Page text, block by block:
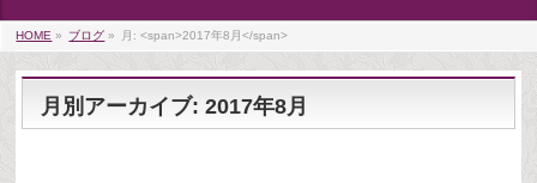
HOME » ブログ » 月: <span>2017年8月</span>
月別アーカイブ: 2017年8月